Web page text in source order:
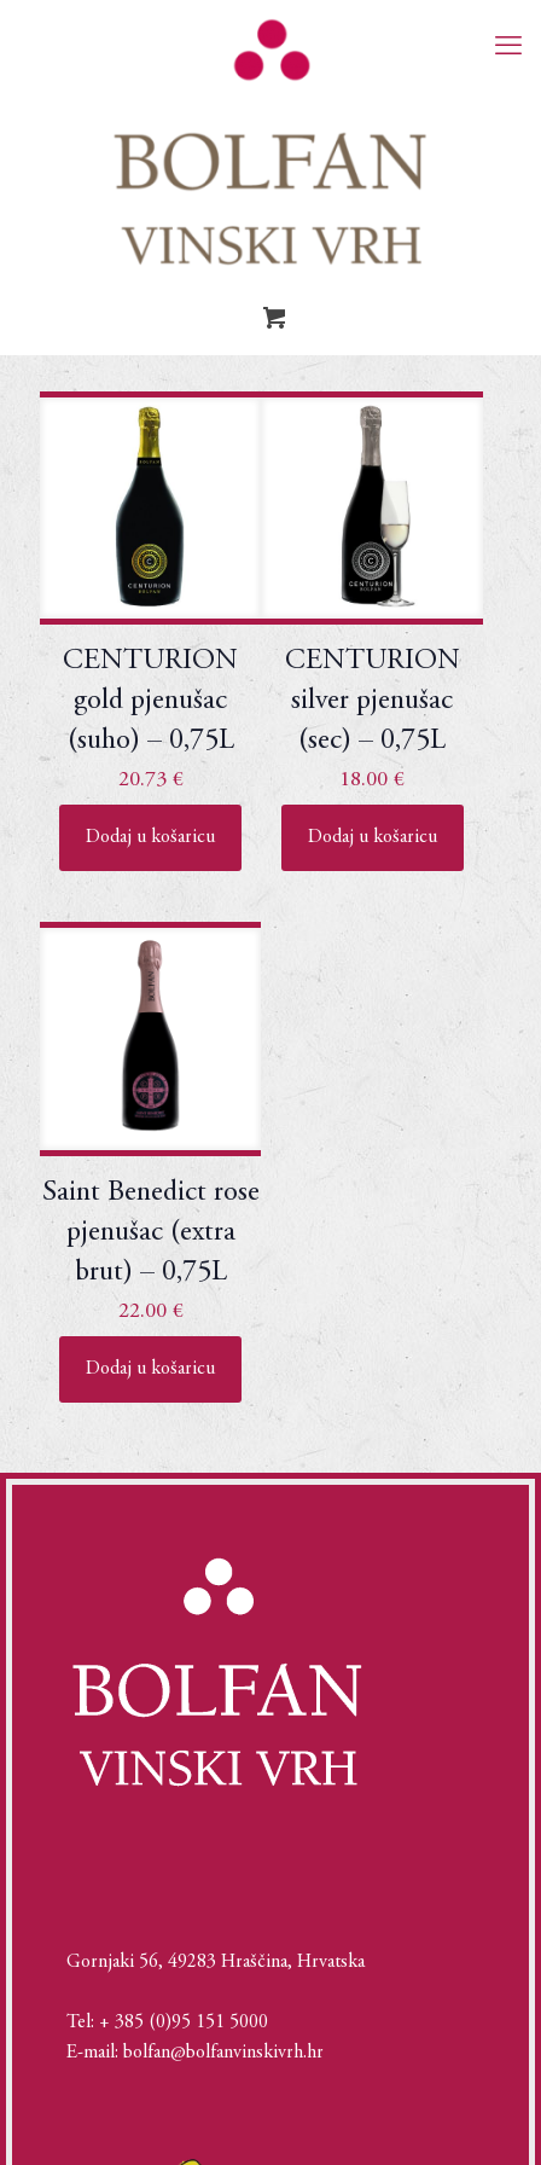
CENTURION
gold pjenušac
(suho) – 0,75L
20.73 €
Dodaj u košaricu
CENTURION
silver pjenušac
(sec) – 0,75L
18.00€
Dodaj u košaricu
Saint Benedict rose
pjenušac (extra
brut) – 0,75L
22.00 €
Dodaj u košaricu
Gornjaki 56, 49283 Hraščina, Hrvatska
Tel: + 385 (0)95 151 5000
E-mail: bolfan@bolfanvinskivrh.hr